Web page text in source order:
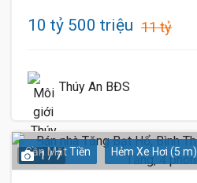
10 tỷ 500 triệu 11 tỷ
Thúy An BĐS
Gần Mặt Tiền Hẻm Xe Hơi (5 m)
1 / 7